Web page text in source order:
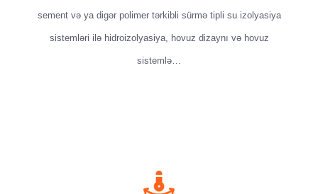
sement və ya digər polimer tərkibli sürmə tipli su izolyasiya
sistemləri ilə hidroizolyasiya, hovuz dizaynı və hovuz
sistemlə…